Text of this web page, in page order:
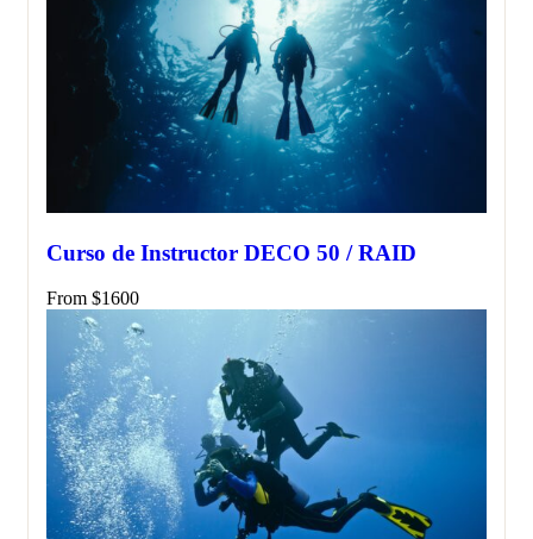
Curso de Instructor DECO 50 / RAID
From $1600